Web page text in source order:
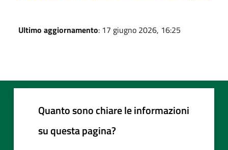
Ultimo aggiornamento: 17 giugno 2026, 16:25
Quanto sono chiare le informazioni
su questa pagina?